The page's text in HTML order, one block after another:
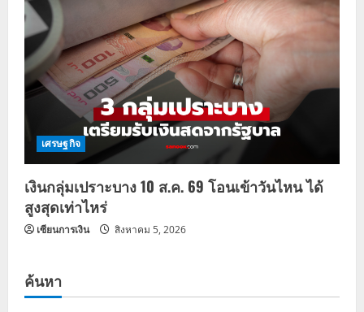
เศรษฐกิจ
เงินกลุ่มเปราะบาง 10 ส.ค. 69 โอนเข้าวันไหน ได้
สูงสุดเท่าไหร่
เซียนการเงิน สิงหาคม 5, 2026
ค้นหา